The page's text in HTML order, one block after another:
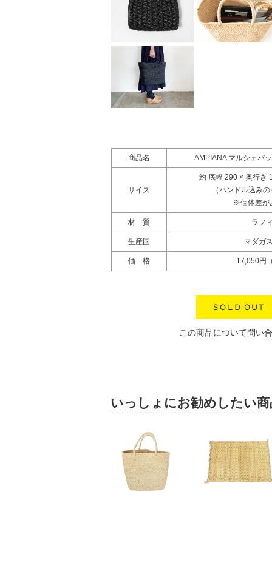
商品名 AMPIANA マルシェバ
サイズ
約 底幅 290 × 奥行き
（ハンドル込み
※個体差が
材 質 ラフ
生産国 マダガ
価 格 17,050円
この商品について問い
いっしょにお勧めしたい商